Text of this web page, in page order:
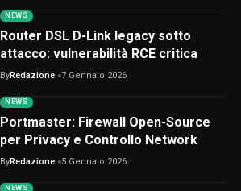
NEWS
Router DSL D-Link legacy sotto
attacco: vulnerabilità RCE critica
ByRedazione 7 Gennaio 2026
NEWS
Portmaster: Firewall Open-Source
per Privacy e Controllo Network
ByRedazione 5 Gennaio 2026
NEWS